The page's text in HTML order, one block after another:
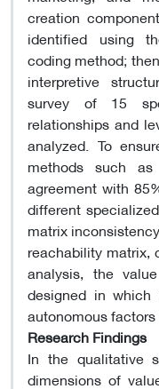
creation
identified using
coding method;
interpretive
survey of 15
relationships and
analyzed. To
methods such as
agreement with
different
matrix
reachability matrix,
analysis, the
designed in which
autonomous
Research Findings
In the qualitative
dimensions of